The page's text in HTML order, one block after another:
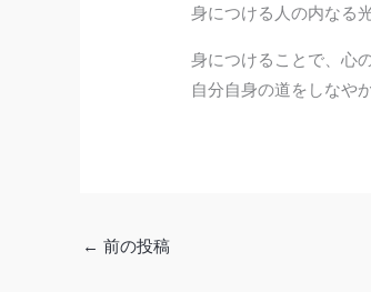
身につける人の内なる
身につけることで、心
自分自身の道をしなや
← 前の投稿